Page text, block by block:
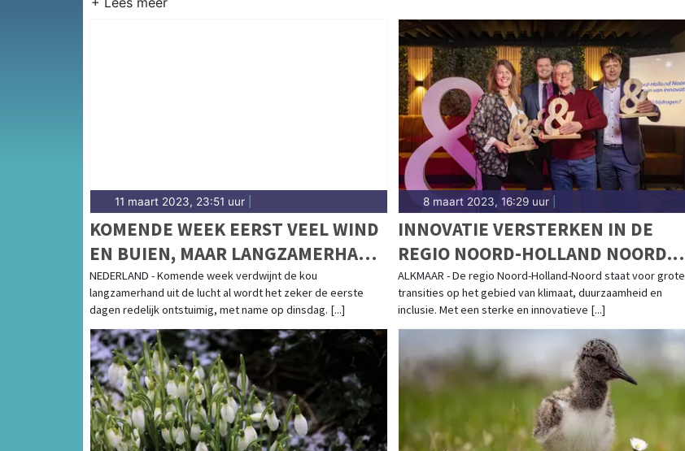
Van werkzaamheden aan de veerhaven en evenementen als het Texels Bier Festival tot het
weersbericht voor het eiland Texel en de Waddenzee.
11 maart 2023, 23:51 uur
KOMENDE WEEK EERST VEEL WIND
EN BUIEN, MAAR LANGZAMERHAND
TEMPERATUURSTIJGING
NEDERLAND - Komende week verdwijnt de kou
langzamerhand uit de lucht al wordt het zeker de eerste
dagen redelijk ontstuimig, met name op dinsdag. [...]
8 maart 2023, 16:29 uur|
INNOVATIE VERSTERKEN IN DE
REGIO NOORD-HOLLAND NOORD.
WAT IS ER NODIG VOOR EEN
TOEKOMSTBESTENDIGE
ECONOMIE?
ALKMAAR - De regio Noord-Holland-Noord staat voor grote
transities op het gebied van klimaat, duurzaamheid en
inclusie. Met een sterke en innovatieve [...]